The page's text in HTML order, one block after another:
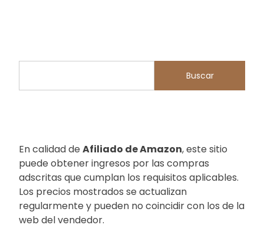
Buscar
En calidad de Afiliado de Amazon, este sitio
puede obtener ingresos por las compras
adscritas que cumplan los requisitos aplicables.
Los precios mostrados se actualizan
regularmente y pueden no coincidir con los de la
web del vendedor.